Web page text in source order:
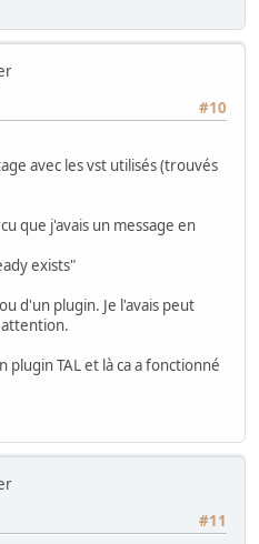
#10
avec les vst utilisés (trouvés
que j'avais un message en
exists"
d'un plugin. Je l'avais peut
attention.
plugin TAL et là ca a fonctionné
#11